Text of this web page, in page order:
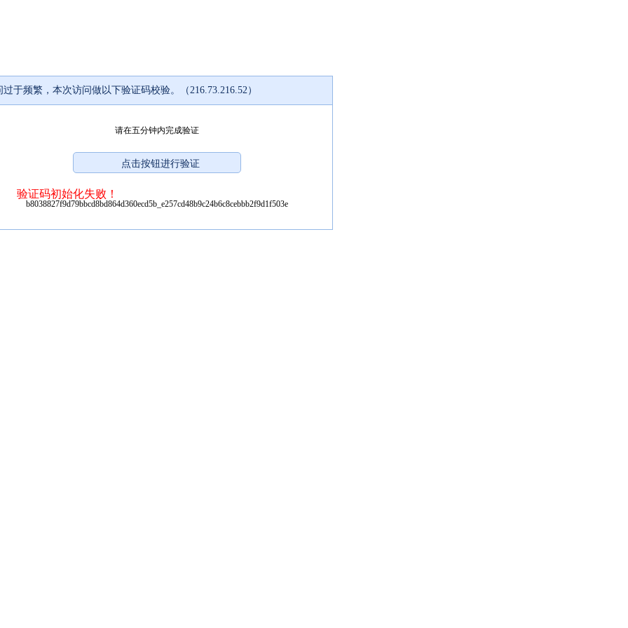
过于频繁，本次访问做以下验证码校验。（216.73.216.52）
请在五分钟内完成验证
验证码初始化失败！
b8038827f9d79bbcd8bd864d360ecd5b_e257cd48b9c24b6c8cebbb2f9d1f503e